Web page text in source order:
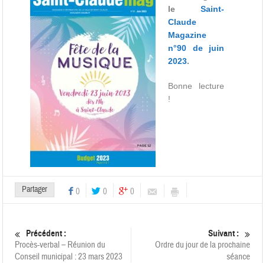
le Saint-
Claude
Magazine
n°90 de juin
2023.
Bonne lecture
!
Partager 0 0 0
Précédent :
Procès-verbal – Réunion du
Conseil municipal : 23 mars 2023
Suivant :
Ordre du jour de la prochaine
séance